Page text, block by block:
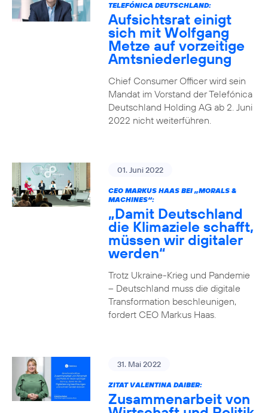
TELEFÓNICA DEUTSCHLAND:
Aufsichtsrat einigt
sich mit Wolfgang
Metze auf vorzeitige
Amtsniederlegung
Chief Consumer Officer wird sein
Mandat im Vorstand der Telefónica
Deutschland Holding AG ab 2. Juni
2022 nicht weiterführen.
01. Juni 2022
CEO MARKUS HAAS BEI „MORALS &
MACHINES“:
„Damit Deutschland
die Klimaziele schafft,
müssen wir digitaler
werden“
Trotz Ukraine-Krieg und Pandemie
– Deutschland muss die digitale
Transformation beschleunigen,
fordert CEO Markus Haas.
31. Mai 2022
ZITAT VALENTINA DAIBER:
Zusammenarbeit von